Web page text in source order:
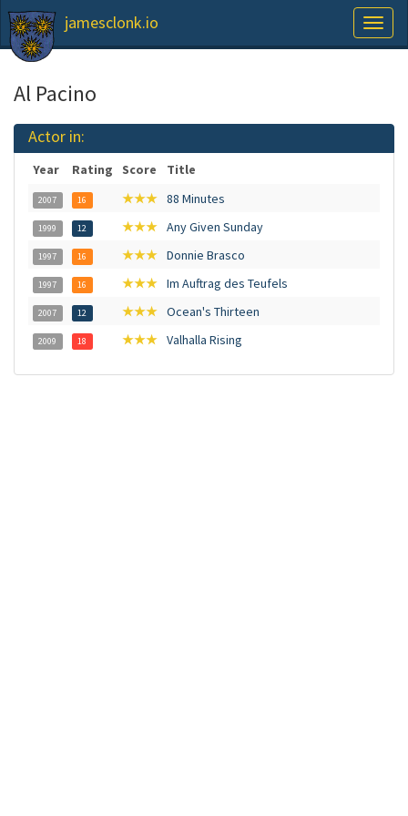
jamesclonk.io
Al Pacino
Actor in:
Year Rating Score Title
2007 16 ★★★ 88 Minutes
1999 12 ★★★ Any Given Sunday
1997 16 ★★★ Donnie Brasco
1997 16 ★★★ Im Auftrag des Teufels
2007 12 ★★★ Ocean's Thirteen
2009 18 ★★★ Valhalla Rising